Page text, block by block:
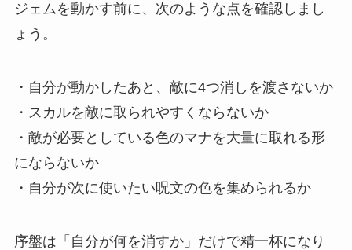
ジェムを動かす前に、次のような点を確認しまし
ょう。
・自分が動かしたあと、敵に4つ消しを渡さないか
・スカルを敵に取られやすくならないか
・敵が必要としている色のマナを大量に取れる形
にならないか
・自分が次に使いたい呪文の色を集められるか
序盤は「自分が何を消すか」だけで精一杯になり